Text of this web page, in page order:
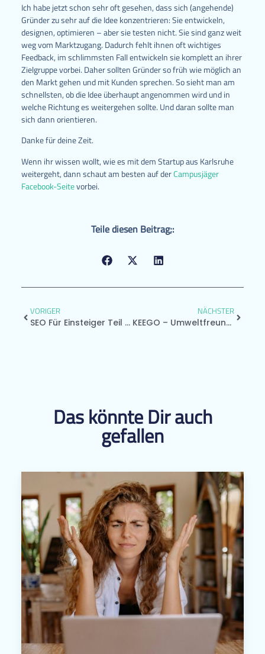
Ich habe jetzt schon sehr oft gesehen, dass sich (angehende)
Gründer zu sehr auf die Idee konzentrieren: Sie entwickeln,
designen, optimieren – aber sie testen nicht. Sie sind ganz weit
weg vom Marktzugang. Dadurch fehlt ihnen oft wichtiges
Feedback, im schlimmsten Fall entwickeln sie komplett an ihrer
Zielgruppe vorbei. Daher sollten Gründer so früh wie möglich an
den Markt gehen und mit Kunden sprechen. So sieht man am
schnellsten, ob die Idee überhaupt angenommen wird und in
welche Richtung es weitergehen sollte. Und daran sollte man
sich dann orientieren.
Danke für deine Zeit.
Wenn ihr wissen wollt, wie es mit dem Startup aus Karlsruhe
weitergeht, dann schaut am besten auf derCampusjäger
Facebook-Seitevorbei.
Teile diesen Beitrag;:
VORIGER
SEO Für Einsteiger Teil 3: Technische Stellschrauben Optimieren
NÄCHSTER
KEEGO – Umweltfreundliche Sportflasche
Das könnte Dir auch
gefallen